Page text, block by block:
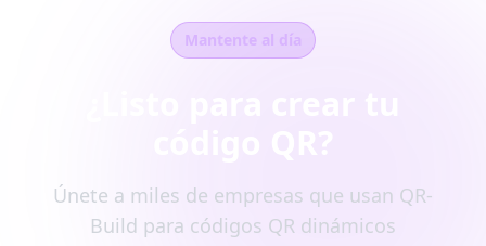
Mantente al día
Únete a miles de empresas que usan QR-
Build para códigos QR dinámicos